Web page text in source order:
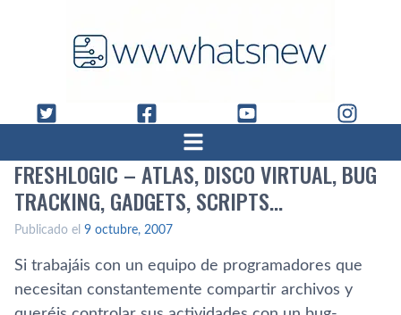
FRESHLOGIC – ATLAS, DISCO VIRTUAL, BUG
TRACKING, GADGETS, SCRIPTS…
Publicado el 9 octubre, 2007
Si trabajáis con un equipo de programadores que
necesitan constantemente compartir archivos y